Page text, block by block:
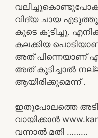
വിദ്യ ചായ
കൂടെ കുടിച്ചു.
കലക്കിയ
അത് പിന്നെയാണ്
അത് കുടിച്ചാല്‍
ആയിരിക്കുമെന്ന് .
ഇതുപോലത്തെ
വായിക്കാൻ
വന്നാൽ മതി ………